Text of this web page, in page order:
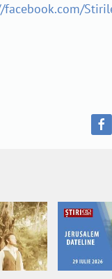
facebook.com/